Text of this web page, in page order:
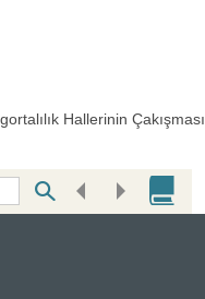
Hallerinin Çakışması
Text